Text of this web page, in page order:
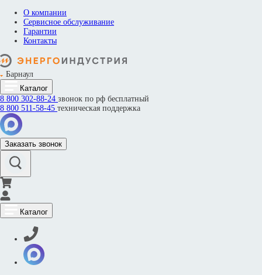
О компании
Сервисное обслуживание
Гарантии
Контакты
Барнаул
Каталог
8 800 302-88-24 звонок по рф бесплатный
8 800 511-58-45 техническая поддержка
Заказать звонок
Каталог